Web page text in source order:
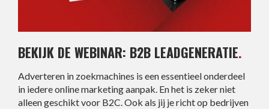
BEKIJK DE WEBINAR: B2B LEADGENERATIE.
Adverteren in zoekmachines is een essentieel onderdeel
in iedere online marketing aanpak. En het is zeker niet
alleen geschikt voor B2C. Ook als jij je richt op bedrijven